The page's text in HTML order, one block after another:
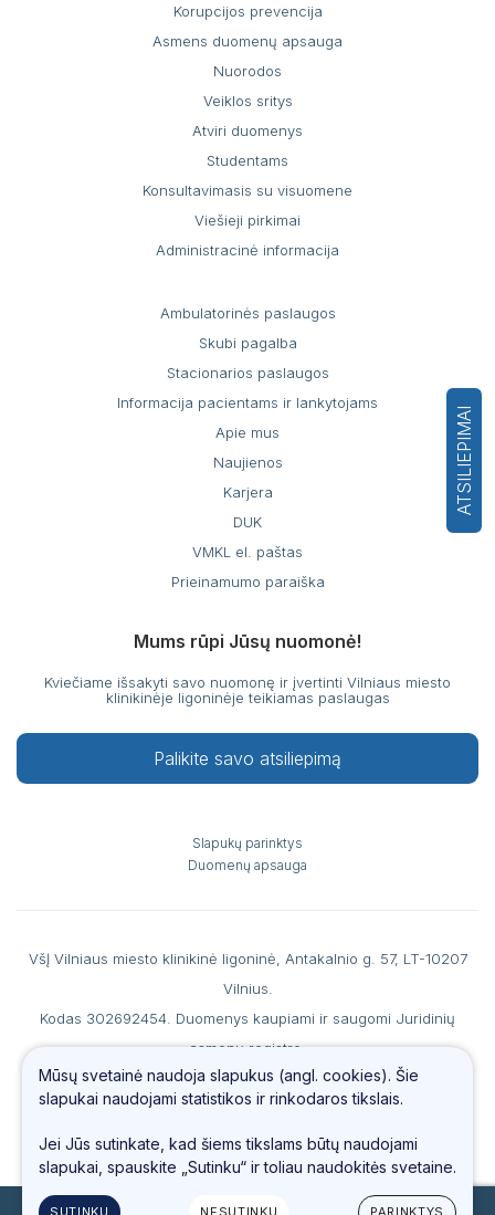
Korupcijos prevencija
Asmens duomenų apsauga
Nuorodos
Veiklos sritys
Atviri duomenys
Studentams
Konsultavimasis su visuomene
Viešieji pirkimai
Administracinė informacija
Ambulatorinės paslaugos
Skubi pagalba
Stacionarios paslaugos
Informacija pacientams ir lankytojams
Apie mus
Naujienos
Karjera
DUK
VMKL el. paštas
Prieinamumo paraiška
Mums rūpi Jūsų nuomonė!
Kviečiame išsakyti savo nuomonę ir įvertinti Vilniaus miesto
klinikinėje ligoninėje teikiamas paslaugas
Palikite savo atsiliepimą
Slapukų parinktys
Duomenų apsauga
VšĮ Vilniaus miesto klinikinė ligoninė, Antakalnio g. 57, LT-10207
Vilnius.
Kodas 302692454. Duomenys kaupiami ir saugomi Juridinių
asmenų registre.
A. s. LT867044060007990186 AB SEB banke, b. k. 70440, PVM
mokėtojo kodas LT100006560213.
Tel.(0 5) 234 4487, faks. (0 5) 234 69 66, el. paštasinfo@vmkl.lt
ATSILIEPIMAI
Mūsų svetainė naudoja slapukus (angl. cookies). Šie
slapukai naudojami statistikos ir rinkodaros tikslais.
Jei Jūs sutinkate, kad šiems tikslams būtų naudojami
slapukai, spauskite „Sutinku“ ir toliau naudokitės svetaine.
SUTINKU NESUTINKU PARINKTYS